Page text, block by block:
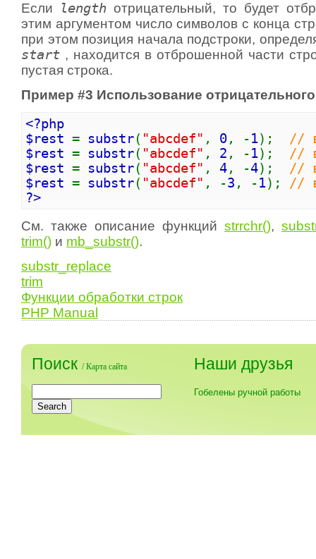
Если
length отрицательный, то будет
этим аргументом число символов с конца
при этом позиция начала подстроки,
start , находится в отброшенной части
пустая строка.
Пример #3 Использование
<?php
$rest = substr( "abcdef" , 0, -1); //
$rest = substr( "abcdef" , 2 , -1); //
$rest = substr( "abcdef" , 4, -4); //
$rest = substr( "abcdef" , -3 , -1); //
?>
См. также описание функций strrchr(),
trim() и mb_substr().
substr_replace
trim
Функции обработки строк
PHP Manual
Поиск /Карта сайта Наши друзья
Гобелены ручной работы